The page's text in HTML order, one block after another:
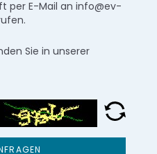
per E-Mail an info@ev-
Sie in unserer